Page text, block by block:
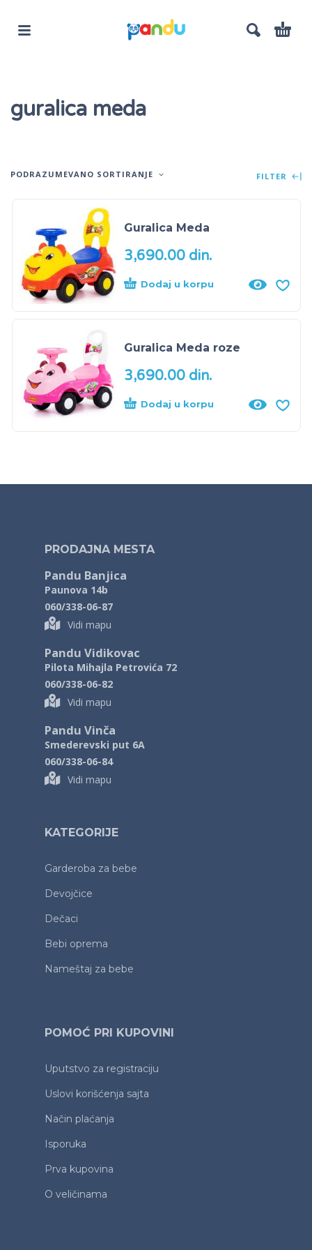
guralica meda
PODRAZUMEVANO SORTIRANJE FILTER
Guralica Meda
3,690.00 din.
Dodaj u korpu
Guralica Meda roze
3,690.00 din.
Dodaj u korpu
PRODAJNA MESTA
Pandu Banjica
Paunova 14b
060/338-06-87
Vidi mapu
Pandu Vidikovac
Pilota Mihajla Petrovića 72
060/338-06-82
Vidi mapu
Pandu Vinča
Smederevski put 6A
060/338-06-84
Vidi mapu
KATEGORIJE
Garderoba za bebe
Devojčice
Dečaci
Bebi oprema
Nameštaj za bebe
POMOĆ PRI KUPOVINI
Uputstvo za registraciju
Uslovi korišćenja sajta
Način plaćanja
Isporuka
Prva kupovina
O veličinama